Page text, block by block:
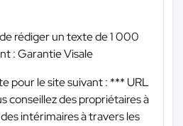
rédiger un texte de 1 000
: Garantie Visale
pour le site suivant : *** URL
conseillez des propriétaires à
intérimaires à travers les